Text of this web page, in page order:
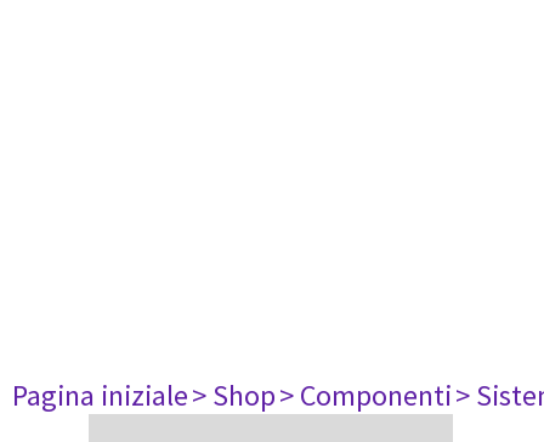
Pagina iniziale> Shop> Componenti>